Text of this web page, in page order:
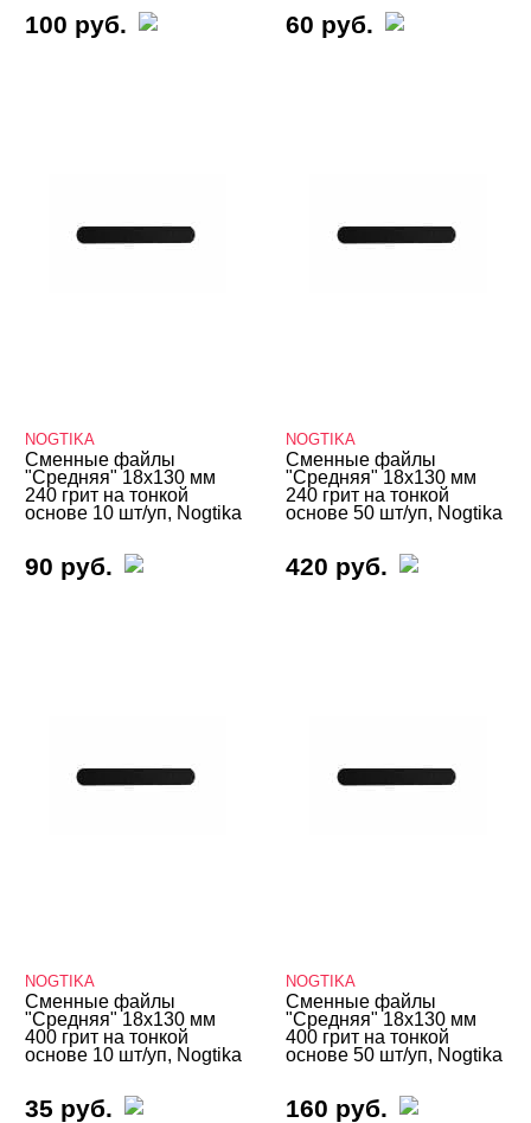
100 руб. 60 руб.
NOGTIKA
Сменные файлы
"Средняя" 18х130 мм
240 грит на тонкой
основе 10 шт/уп, Nogtika
90 руб.
NOGTIKA
Сменные файлы
"Средняя" 18х130 мм
240 грит на тонкой
основе 50 шт/уп, Nogtika
420 руб.
NOGTIKA
Сменные файлы
"Средняя" 18х130 мм
400 грит на тонкой
основе 10 шт/уп, Nogtika
35 руб.
NOGTIKA
Сменные файлы
"Средняя" 18х130 мм
400 грит на тонкой
основе 50 шт/уп, Nogtika
160 руб.